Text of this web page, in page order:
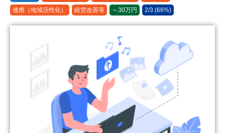
連携（地域活性化）
経営改善等 ～30万円 2/3 (66%)